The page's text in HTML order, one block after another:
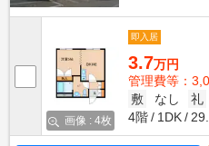
画像 : 4枚
即入居
3.7万円
管理費等：
敷
なし 礼
4階
1DK